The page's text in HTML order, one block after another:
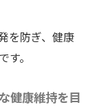
を防ぎ、健康
。
健康維持を目